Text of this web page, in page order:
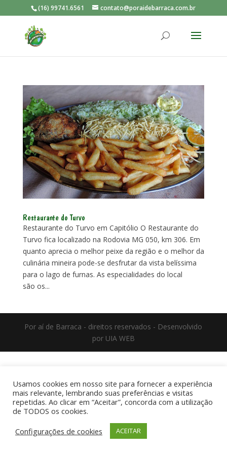
(16) 99741.6561 contato@poraidebarraca.com.br
Restaurante do Turvo
Restaurante do Turvo em Capitólio O Restaurante do
Turvo fica localizado na Rodovia MG 050, km 306. Em
quanto aprecia o melhor peixe da região e o melhor da
culinária mineira pode-se desfrutar da vista belíssima
para o lago de furnas. As especialidades do local
são os...
Por aí de Barraca - direitos reservados - Desenvolvido
por UIA WEB
Usamos cookies em nosso site para fornecer a experiência
mais relevante, lembrando suas preferências e visitas
repetidas. Ao clicar em “Aceitar”, concorda com a utilização
de TODOS os cookies.
Configurações de cookies
ACEITAR